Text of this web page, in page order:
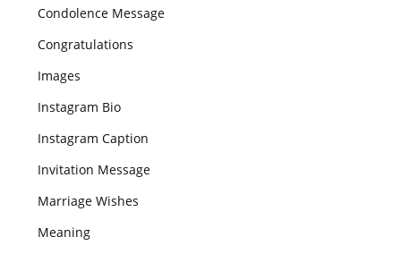
Condolence Message
Congratulations
Images
Instagram Bio
Instagram Caption
Invitation Message
Marriage Wishes
Meaning